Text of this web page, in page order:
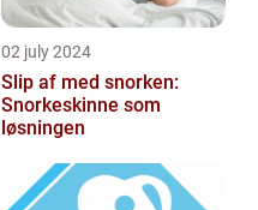
02 july 2024
Slip af med snorken:
Snorkeskinne som
løsningen